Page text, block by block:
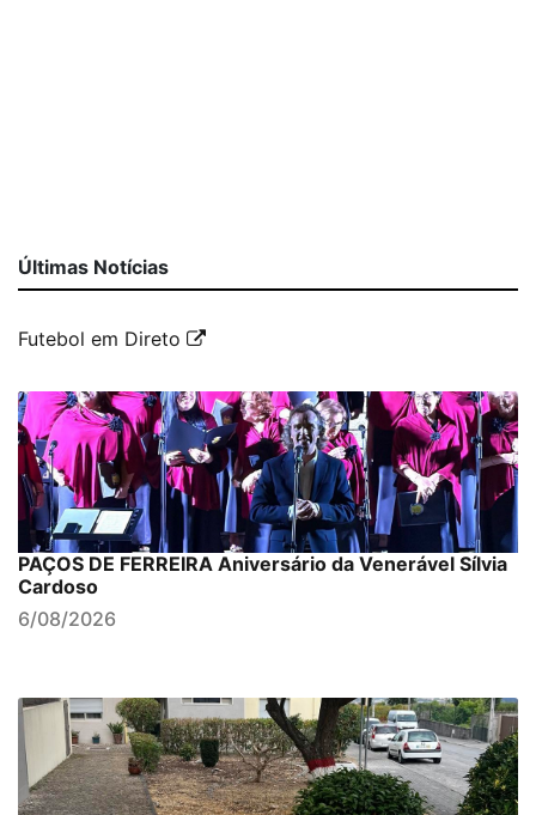
Últimas Notícias
Futebol em Direto
PAÇOS DE FERREIRA Aniversário da Venerável Sílvia
Cardoso
6/08/2026